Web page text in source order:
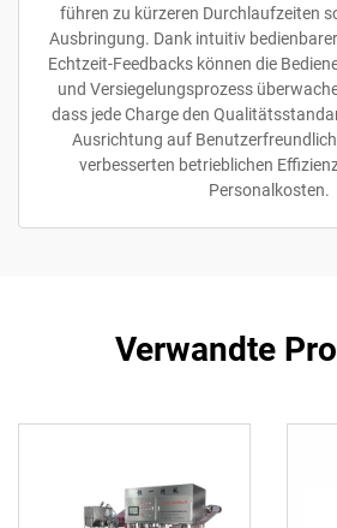
führen zu kürzeren Durchlaufzeiten
Ausbringung. Dank intuitiv
Echtzeit-Feedbacks können die
und Versiegelungsprozess
dass jede Charge den
Ausrichtung auf
verbesserten betrieblichen
Personalkosten.
Verwandte